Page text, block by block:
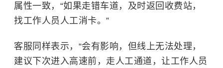
属性一致，“如果走错车道，及时返回收费站，
找工作人员人工消卡。”
客服同样表示，“会有影响，但线上无法处理，
建议下次进入高速前，走人工通道，让工作人员